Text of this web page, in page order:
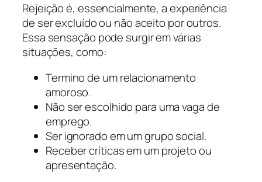
Rejeição é, essencialmente, a experiência
de ser excluído ou não aceito por outros.
Essa sensação pode surgir em várias
situações, como:
Termino de um relacionamento
amoroso.
Não ser escolhido para uma vaga de
emprego.
Ser ignorado em um grupo social.
Receber críticas em um projeto ou
apresentação.